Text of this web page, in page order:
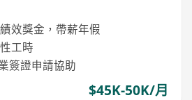
效獎金，帶薪年假
工時
簽證申請協助
$45K-50K/月